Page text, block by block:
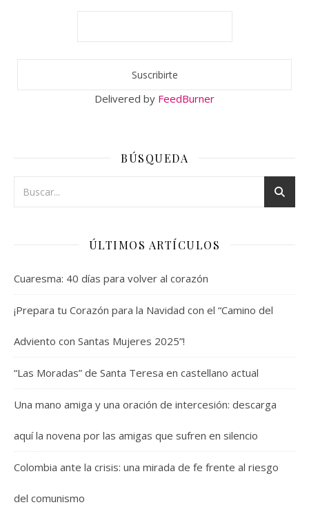
Delivered by FeedBurner
BÚSQUEDA
ÚLTIMOS ARTÍCULOS
Cuaresma: 40 días para volver al corazón
¡Prepara tu Corazón para la Navidad con el “Camino del
Adviento con Santas Mujeres 2025”!
“Las Moradas” de Santa Teresa en castellano actual
Una mano amiga y una oración de intercesión: descarga
aquí la novena por las amigas que sufren en silencio
Colombia ante la crisis: una mirada de fe frente al riesgo
del comunismo